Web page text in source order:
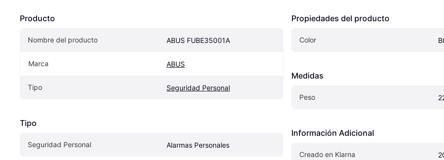
Producto
Nombre del producto ABUS FUBE35001A
Marca ABUS
Tipo Seguridad Personal
Tipo
Seguridad Personal Alarmas Personales
Propiedades del producto
Color
Medidas
Peso
Información Adicional
Creado en Klarna